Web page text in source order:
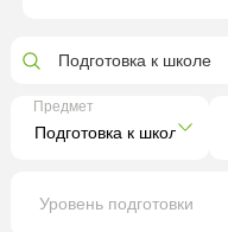
Подготовка к школе
Предмет
Уровень подготовки